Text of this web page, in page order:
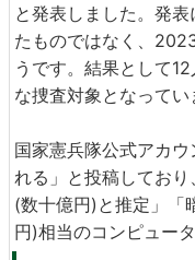
と発表しました。発
たものではなく、
うです。結果として
な捜査対象となってい
国家憲兵隊公式アカ
れる」と投稿してお
(数十億円)と推定」
円)相当のコンピュー